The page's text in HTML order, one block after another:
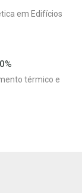
em Edifícios
térmico e